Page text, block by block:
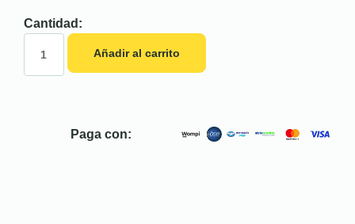
Cantidad:
Añadir al carrito
Paga con: